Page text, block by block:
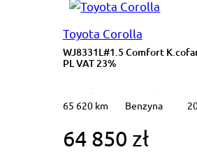
Toyota Corolla
WJ8331L#1.5 Comfort
PL VAT 23%
65 620 km Benzyna
64 850 zł